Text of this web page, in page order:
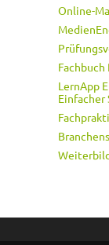
Online-
LernApp
Einfacher